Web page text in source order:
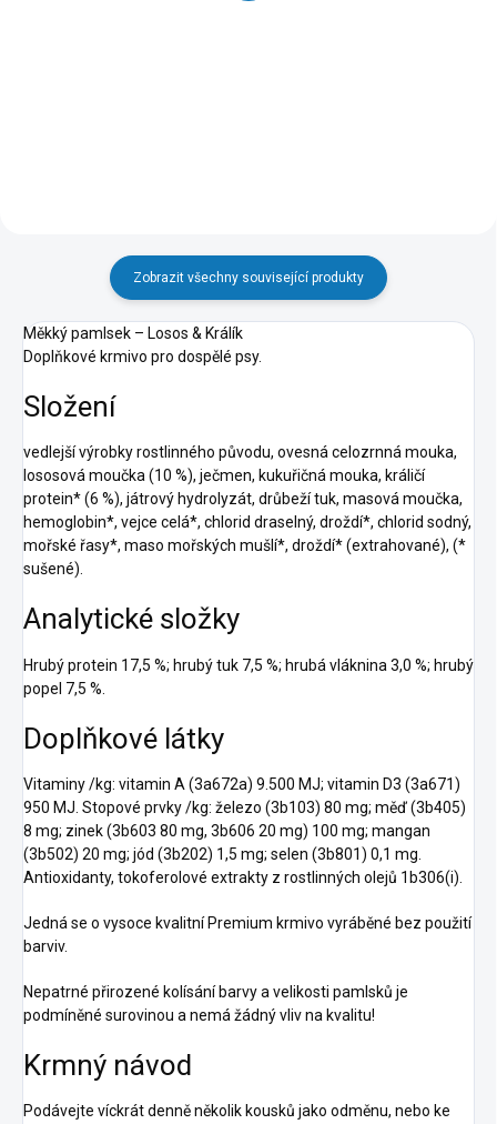
Zobrazit všechny související produkty
Měkký pamlsek – Losos & Králík
Doplňkové krmivo pro dospělé psy.
Složení
vedlejší výrobky rostlinného původu, ovesná celozrnná mouka,
lososová moučka (10 %), ječmen, kukuřičná mouka, králičí
protein* (6 %), játrový hydrolyzát, drůbeží tuk, masová moučka,
hemoglobin*, vejce celá*, chlorid draselný, droždí*, chlorid sodný,
mořské řasy*, maso mořských mušlí*, droždí* (extrahované), (*
sušené).
Analytické složky
Hrubý protein 17,5 %; hrubý tuk 7,5 %; hrubá vláknina 3,0 %; hrubý
popel 7,5 %.
Doplňkové látky
Vitaminy /kg: vitamin A (3a672a) 9.500 MJ; vitamin D3 (3a671)
950 MJ. Stopové prvky /kg: železo (3b103) 80 mg; měď (3b405)
8 mg; zinek (3b603 80 mg, 3b606 20 mg) 100 mg; mangan
(3b502) 20 mg; jód (3b202) 1,5 mg; selen (3b801) 0,1 mg.
Antioxidanty, tokoferolové extrakty z rostlinných olejů 1b306(i).
Jedná se o vysoce kvalitní Premium krmivo vyráběné bez použití
barviv.
Nepatrné přirozené kolísání barvy a velikosti pamlsků je
podmíněné surovinou a nemá žádný vliv na kvalitu!
Krmný návod
Podávejte víckrát denně několik kousků jako odměnu, nebo ke